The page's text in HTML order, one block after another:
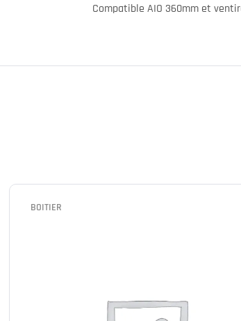
Compatible AIO 360mm et
BOITIER